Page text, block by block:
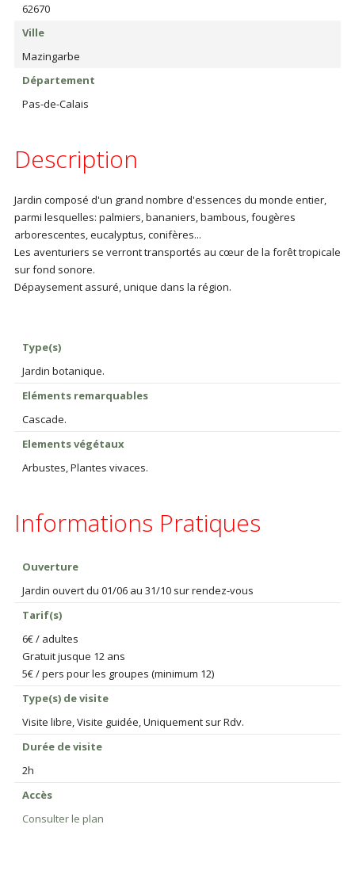
62670
Ville
Mazingarbe
Département
Pas-de-Calais
Description
Jardin composé d'un grand nombre d'essences du monde entier,
parmi lesquelles: palmiers, bananiers, bambous, fougères
arborescentes, eucalyptus, conifères...
Les aventuriers se verront transportés au cœur de la forêt tropicale
sur fond sonore.
Dépaysement assuré, unique dans la région.
Type(s)
Jardin botanique.
Eléments remarquables
Cascade.
Elements végétaux
Arbustes, Plantes vivaces.
Informations Pratiques
Ouverture
Jardin ouvert du 01/06 au 31/10 sur rendez-vous
Tarif(s)
6€ / adultes
Gratuit jusque 12 ans
5€ / pers pour les groupes (minimum 12)
Type(s) de visite
Visite libre, Visite guidée, Uniquement sur Rdv.
Durée de visite
2h
Accès
Consulter le plan